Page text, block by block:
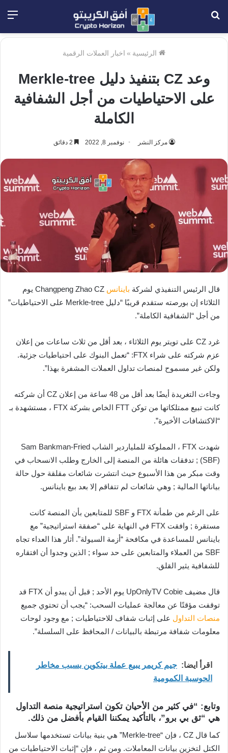
الرئيسية » اخبار العملات الرقمية
وعد CZ بتنفيذ دليل Merkle-tree
على الاحتياطيات من أجل الشفافية
الكاملة
مركز النشر نوفمبر 8, 2022
قال الرئيس التنفيذي لشركة باينانس
Changpeng Zhao CZ يوم
الثلاثاء إن بورصته ستقدم قريبًا “دليل Merkle-tree على الاحتياطيات”
من أجل “الشفافية الكاملة”.
غرد CZ على تويتر يوم الثلاثاء ، بعد أقل من ثلاث ساعات من إعلان
عزم شركته على شراء FTX: “تعمل البنوك على احتياطيات جزئية.
ولكن غير مسموح لمنصات تداول العملات المشفرة بهذا”.
وجاءت التغريدة أيضًا بعد أقل من 48 ساعة من إعلان CZ أن شركته
كانت تبيع ممتلكاتها من توكن FTT الخاص بشركة FTX ، مستشهدة بـ
“الاكتشافات الأخيرة”.
شهدت FTX ، المملوكة للملياردير الشاب Sam Bankman-Fried
(SBF) ; تدفقات هائلة من المنصة إلى الخارج وطلب الانسحاب في
وقت مبكر من هذا الأسبوع حيث انتشرت شائعات مقلقة حول حالة
بياناتها المالية ; وهي شائعات لم تتفاقم إلا بعد بيع باينانس.
على الرغم من طمأنة FTX و SBF للمتابعين بأن المنصة كانت
مستقرة ; وافقت FTX في النهاية على “صفقة استراتيجية” مع
باينانس للمساعدة في مكافحة “أزمة السيولة”. أثار هذا العداء تجاه
SBF من العملاء والمتابعين على حد سواء ; الذين وجدوا أن افتقاره
للشفافية يثير القلق.
قال مضيف UpOnlyTV Cobie يوم الأحد ; قبل أن يبدو أن FTX قد
توقفت مؤقتًا عن معالجة عمليات السحب: “يجب أن تحتوي جميع
منصات التداول على إثبات شفاف للاحتياطيات ; مع وجود لوحات
معلومات شفافة مرتبطة بالبيانات / المحافظ على السلسلة”.
اقرأ ايضا: جيم كريمر يبيع عملة بيتكوين بسبب مخاطر
الحوسبة الكمومية
وتابع: “في كثير من الأحيان تكون استراتيجية منصة التداول
هي “ثق بي برو”، بالتأكيد يمكننا القيام بأفضل من ذلك.
كما قال CZ ، فإن “Merkle-tree” هي بنية بيانات تستخدمها سلاسل
الكتل لتخزين بيانات المعاملات. ومن ثم ، فإن “إثبات الاحتياطيات من